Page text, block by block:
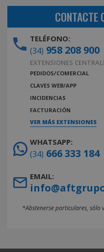
CONTACTE
TELÉFONO:
(34) 958 208 900
EXTENSIONES
PEDIDOS/COMERCIAL
CLAVES WEB/APP
INCIDENCIAS
FACTURACIÓN
VER MÁS EXTENSIONES
WHATSAPP:
(34) 666 333 184
EMAIL:
*Abstenerse particulares, sólo